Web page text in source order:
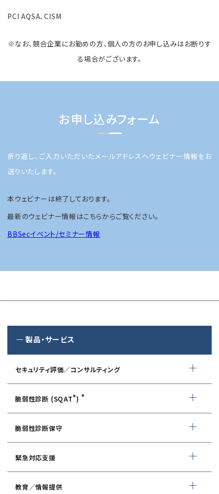
PCI AQSA、CISM
※なお、競合企業にお勤めの方、個人の方のお申し込みはお断りす
る場合がございます。
お申し込みフォーム
折り返し、ご入力いただいたメールアドレスへウェビナー情報をお
送りいたします。
本ウェビナーは終了しております。
最新のウェビナー情報はこちらからご覧ください。
BBSecイベント/セミナー情報
製品・サービス
セキュリティ評価／コンサルティング
情報セキュリティ・アドバイザリ
AIサービス提供者・利用者向け
サイバーセキュリティ対策支援
脆弱性診断 (SQAT®) ®
WEBアプリケーション脆弱性診断
ネットワーク脆弱性診断
IoTセキュリティ診断
脆弱性診断保守
デイリー自動脆弱性診断
WEBサイトコンテンツ改ざん検知
緊急対応支援
デジタルフォレンジック
教育／情報提供